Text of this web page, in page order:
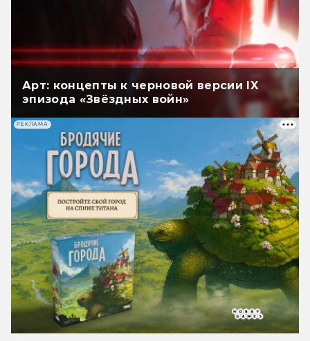
Арт: концепты к черновой версии IX
эпизода «Звёздных войн»
РЕКЛАМА